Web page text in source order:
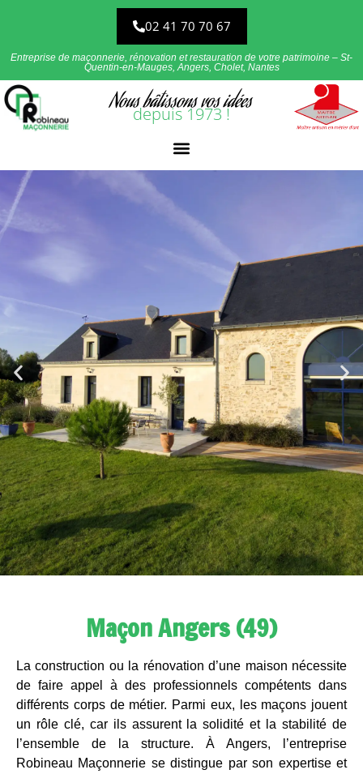
02 41 70 70 67
Entreprise de maçonnerie, rénovation et restauration de votre patrimoine – St-
Quentin-en-Mauges, Angers, Cholet, Nantes
Nous bâtissons vos idées
depuis 1973 !
Maçon Angers (49)
La construction ou la rénovation d’une maison nécessite
de faire appel à des professionnels compétents dans
différents corps de métier. Parmi eux, les maçons jouent
un rôle clé, car ils assurent la solidité et la stabilité de
l’ensemble de la structure. À Angers, l’entreprise
Robineau Maçonnerie se distingue par son expertise et